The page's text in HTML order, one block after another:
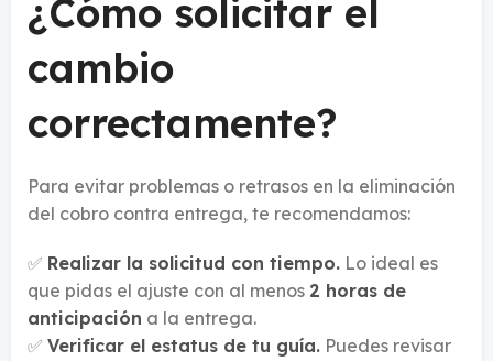
¿Cómo solicitar el
cambio
correctamente?
Para evitar problemas o retrasos en la eliminación
del cobro contra entrega, te recomendamos:
✅ Realizar la solicitud con tiempo. Lo ideal es
que pidas el ajuste con al menos 2 horas de
anticipación a la entrega.
✅ Verificar el estatus de tu guía. Puedes revisar